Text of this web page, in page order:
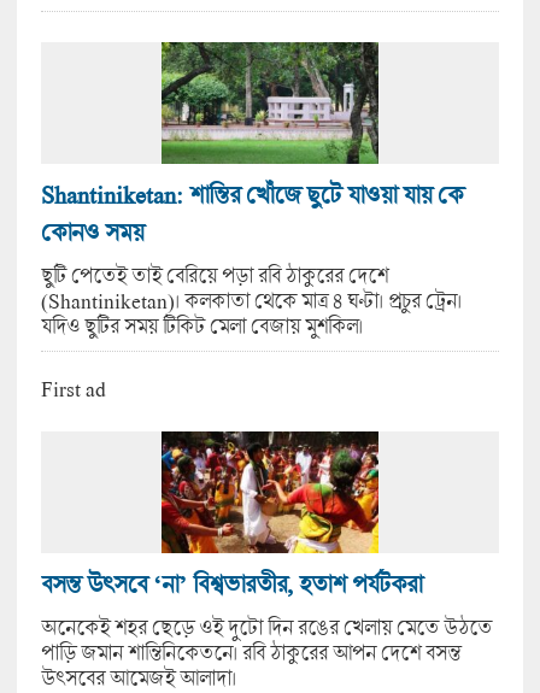
Shantiniketan: শান্তির খোঁজে ছুটে যাওয়া যায় কে
কোনও সময়
ছুটি পেতেই তাই বেরিয়ে পড়া রবি ঠাকুরের দেশে
(Shantiniketan)। কলকাতা থেকে মাত্র ৪ ঘণ্টা। প্রচুর ট্রেন।
যদিও ছুটির সময় টিকিট মেলা বেজায় মুশকিল।
First ad
বসন্ত উৎসবে ‘না’ বিশ্বভারতীর, হতাশ পর্যটকরা
অনেকেই শহর ছেড়ে ওই দুটো দিন রঙের খেলায় মেতে উঠতে
পাড়ি জমান শান্তিনিকেতনে। রবি ঠাকুরের আপন দেশে বসন্ত
উৎসবের আমেজই আলাদা।